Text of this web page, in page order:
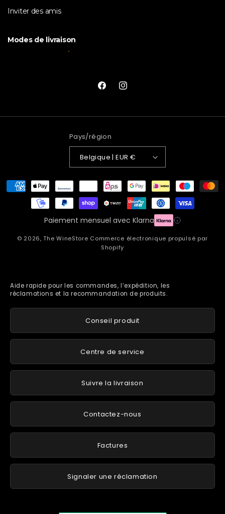
Inviter des amis
Modes de livraison
FacebookInstagram
Pays/région
Belgique | EUR €
Moyens
de
paiement
Paiement mensuel avec Klarna
© 2026,The WineStore Commerce électronique propulsé par
Shopify
Aide rapide pour les commandes, l’expédition, les
réclamations et la recommandation de produits.
Conseil produit
Centre de service
Suivre la livraison
Contactez-nous
Factures
Signaler une réclamation